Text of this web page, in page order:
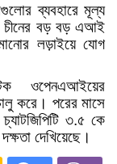
ব্যবহারে মূল্য
চীনের বড় বড় এআই
লড়াইয়ে যোগ
ওপেনএআইয়ের
করে। পরের মাসে
চ্যাটজিপিটি ৩.৫ কে
দেখিয়েছে।